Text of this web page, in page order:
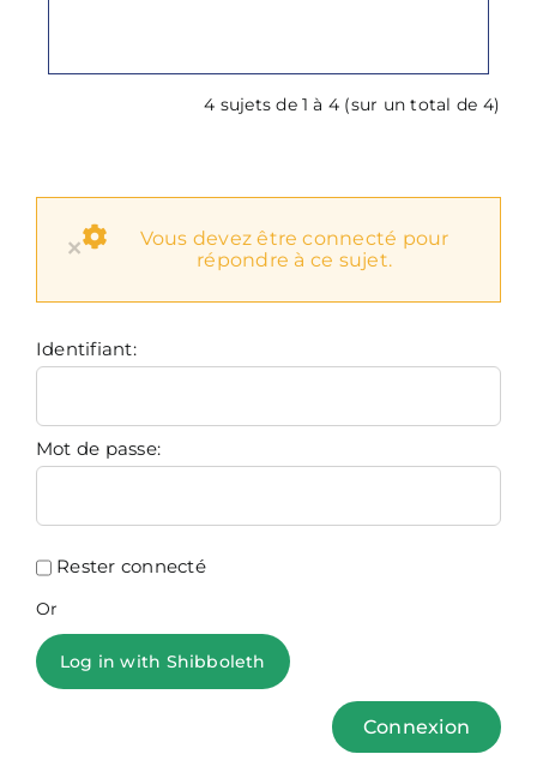
4 sujets de 1 à 4 (sur un total de 4)
×
Vous devez être connecté pour
répondre à ce sujet.
Identifiant:
Mot de passe:
Rester connecté
Or
Log in with Shibboleth
Connexion